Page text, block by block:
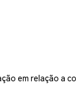
em relação a